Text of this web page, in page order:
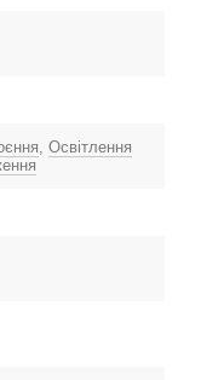
, Освітлення